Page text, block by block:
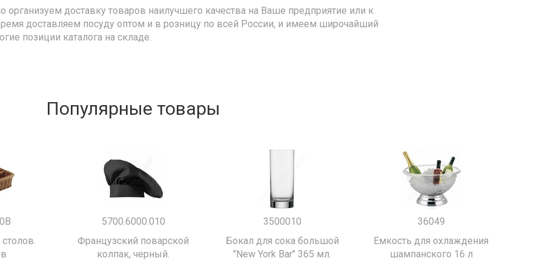
организуем доставку товаров наилучшего качества на Ваше предприятие или к
доставляем посуду оптом и в розницу по всей России, и имеем широчайший
позиции каталога на складе.
Популярные товары
5700.6000.010
Французский поварской
колпак, черный.
3500010
Бокал для сока большой
"New York Bar" 365 мл.
36049
Емкость для охлаждения
шампанского 16 л